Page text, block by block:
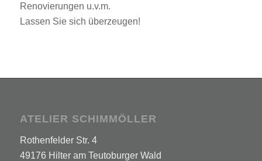
Renovierungen u.v.m.
Lassen Sie sich überzeugen!
ATELIER SCHIMMÖLLER
Rothenfelder Str. 4
49176 Hilter am Teutoburger Wald